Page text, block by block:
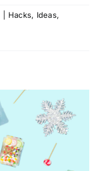
Hacks, Ideas,